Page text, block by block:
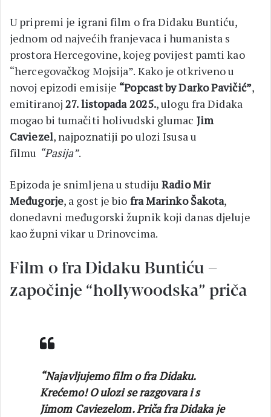
U pripremi je igrani film o fra Didaku Buntiću,
jednom od najvećih franjevaca i humanista s
prostora Hercegovine, kojeg povijest pamti kao
“hercegovačkog Mojsija”. Kako je otkriveno u
novoj epizodi emisije “Popcast by Darko Pavičić”,
emitiranoj27. listopada 2025., ulogu fra Didaka
mogao bi tumačiti holivudski glumac Jim
Caviezel, najpoznatiji po ulozi Isusa u
filmu “Pasija”.
Epizoda je snimljena u studijuRadio Mir
Međugorje, a gost je bio fra Marinko Šakota,
donedavni međugorski župnik koji danas djeluje
kao župni vikar u Drinovcima.
Film o fra Didaku Buntiću –
započinje “hollywoodska” priča
“Najavljujemo film o fra Didaku.
Krećemo! O ulozi se razgovara i s
Jimom Caviezelom. Priča fra Didaka je